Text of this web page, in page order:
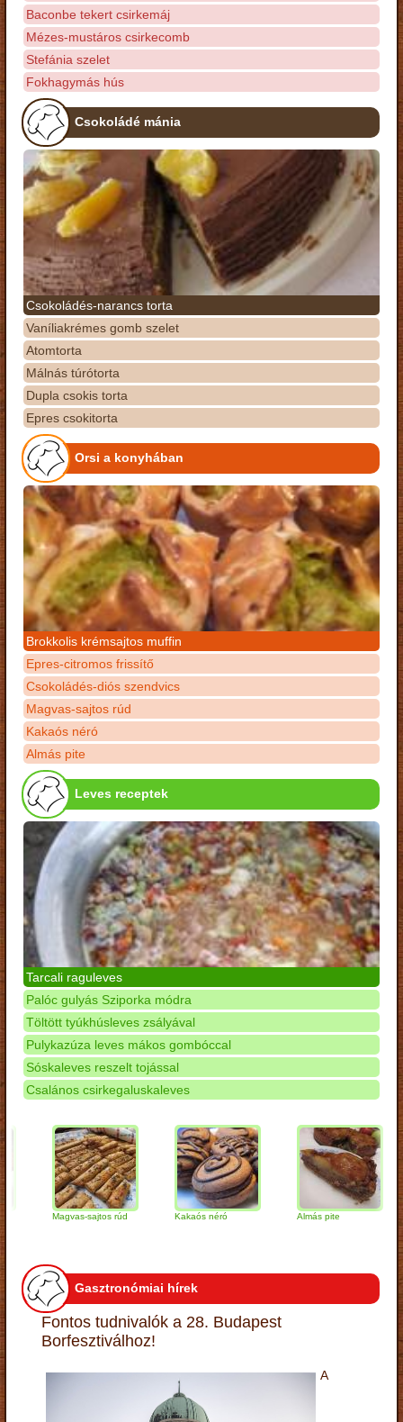
Baconbe tekert csirkemáj
Mézes-mustáros csirkecomb
Stefánia szelet
Fokhagymás hús
Csokoládé mánia
Csokoládés-narancs torta
Vaníliakrémes gomb szelet
Atomtorta
Málnás túrótorta
Dupla csokis torta
Epres csokitorta
Orsi a konyhában
Brokkolis krémsajtos muffin
Epres-citromos frissítő
Csokoládés-diós szendvics
Magvas-sajtos rúd
Kakaós néró
Almás pite
Leves receptek
Tarcali raguleves
Palóc gulyás Sziporka módra
Töltött tyúkhúsleves zsályával
Pulykazúza leves mákos gombóccal
Sóskaleves reszelt tojással
Csalános csirkegaluskaleves
Magvas-sajtos rúd Kakaós néró Almás pite
Gasztronómiai hírek
Fontos tudnivalók a 28. Budapest
Borfesztiválhoz!
A